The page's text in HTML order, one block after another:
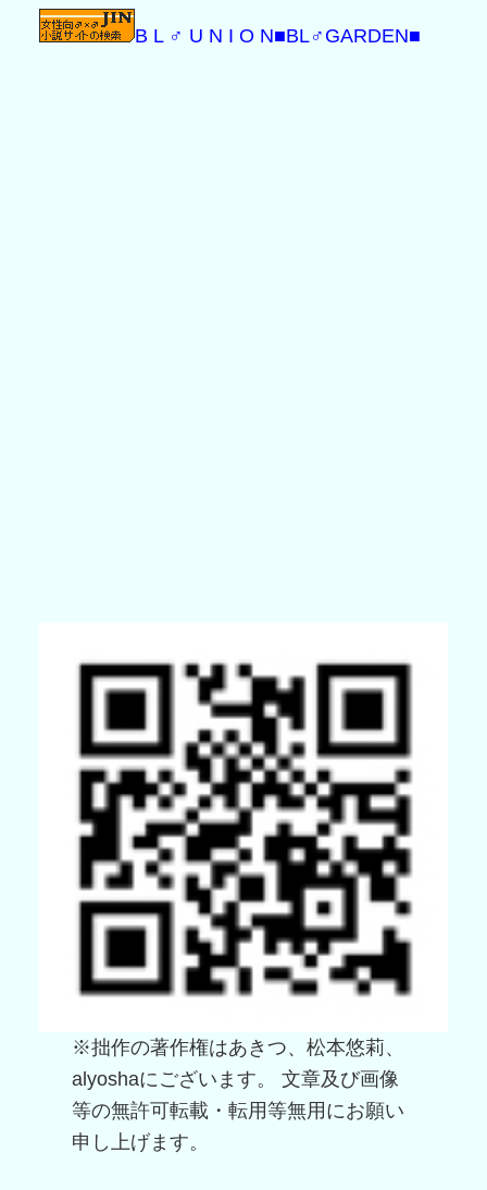
B L ♂ U N I O N■BL♂GARDEN■
※拙作の著作権はあきつ、松本悠莉、
alyoshaにございます。 文章及び画像
等の無許可転載・転用等無用にお願い
申し上げます。